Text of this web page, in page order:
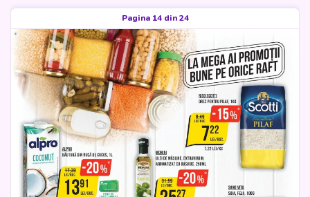
Pagina 14 din 24